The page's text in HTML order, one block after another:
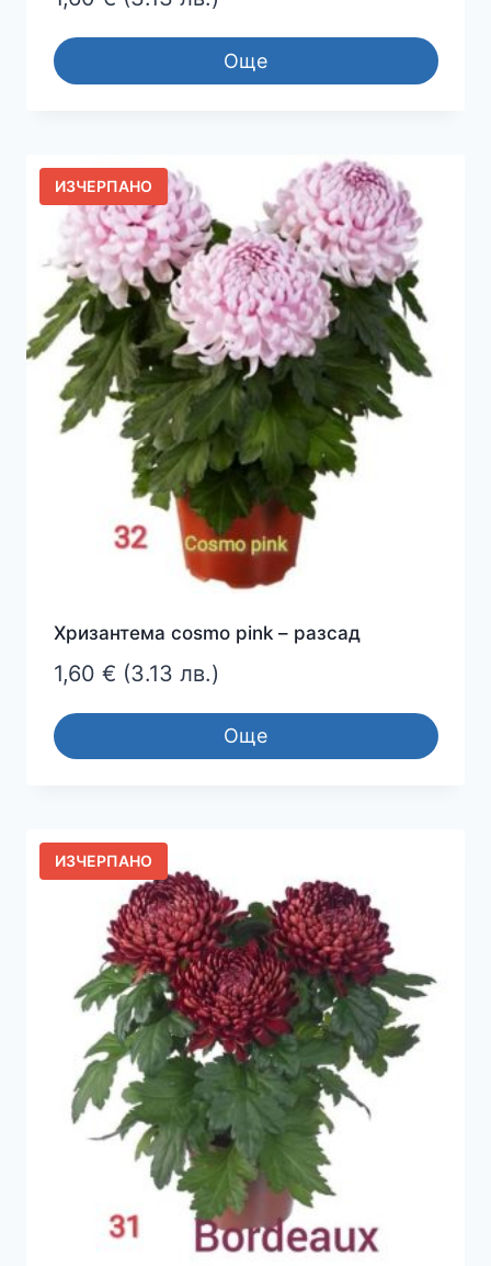
Още
ИЗЧЕРПАНО
Хризантема cosmo pink – разсад
1,60 € (3.13 лв.)
Още
ИЗЧЕРПАНО